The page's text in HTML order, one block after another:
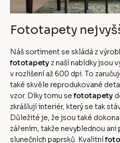
Fototapety
Náš sortiment se skládá z
fototapety z naší nabídky jsou
v rozlišení až 600 dpi. To
také skvěle reprodukované
vzor. Díky tomu se fototapety
zkrášlují interiér, který se tak
Důležité je, že jsou také
zářením, takže nevyblednou
slunečních paprsků. Kvalitní